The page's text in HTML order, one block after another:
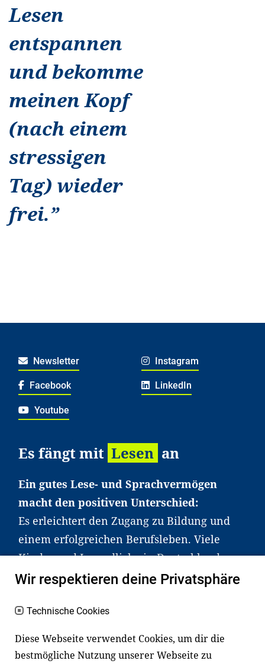
Lesen
entspannen
und bekomme
meinen Kopf
(nach einem
stressigen
Tag) wieder
frei.”
Newsletter Instagram
Facebook LinkedIn
Youtube
Es fängt mit Lesen an
Ein gutes Lese- und Sprachvermögen
macht den positiven Unterschied:
Es erleichtert den Zugang zu Bildung und
einem erfolgreichen Berufsleben. Viele
Kinder und Jugendliche in Deutschland
haben aber große Schwierigkeiten dabei.
an Familien sowie an Erzieher*innen,
Fachexpert*innen. Dafür arbeiten wir eng
Wir respektieren deine Privatsphäre
Technische Cookies
Diese Webseite verwendet Cookies, um dir die
bestmögliche Nutzung unserer Webseite zu